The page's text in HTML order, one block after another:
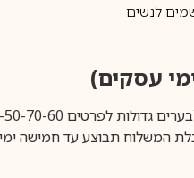
לנשים
לפרטים 1-700-50-70-60).